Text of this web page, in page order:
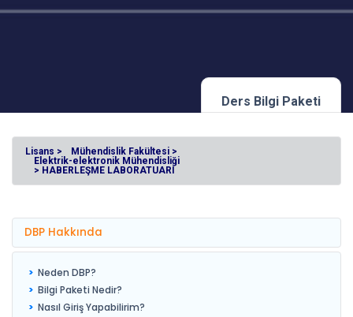
Ders Bilgi Paketi
Lisans >
Mühendislik Fakültesi >
Elektrik-elektronik Mühendisliği
> HABERLEŞME LABORATUARI
DBP Hakkında
Neden DBP?
Bilgi Paketi Nedir?
Nasıl Giriş Yapabilirim?